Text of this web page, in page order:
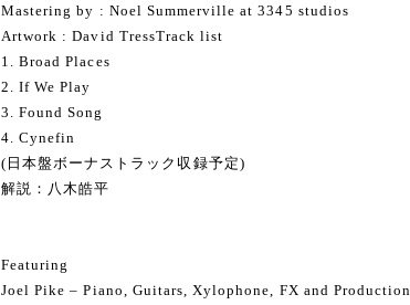
Mastering by : Noel Summerville at 3345 studios
​Artwork : David TressTrack list
1. Broad Places
2. If We Play
3. Found Song
4. Cynefin
(日本盤ボーナストラック収録予定)
​解説：八木皓平
Featuring
Joel Pike – Piano, Guitars, Xylophone, FX and Production.